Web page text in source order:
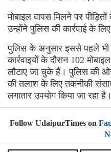
मोबाइल वापस मिलने पर
उन्होंने पुलिस की कार्रवाई के
पुलिस के अनुसार इससे पहले भी
कार्रवाइयों के दौरान 102
लौटाए जा चुके हैं। पुलिस की
की तलाश के लिए तकनीकी
लगातार उपयोग किया जा रहा है।
Follow UdaipurTimes on